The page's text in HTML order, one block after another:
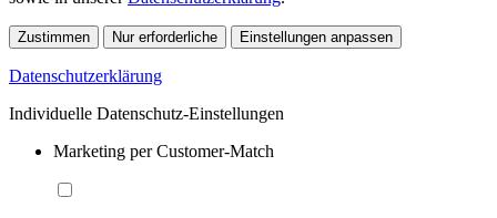
Zustimmen Nur erforderliche Einstellungen anpassen
Datenschutzerklärung
Individuelle Datenschutz-Einstellungen
Marketing per Customer-Match